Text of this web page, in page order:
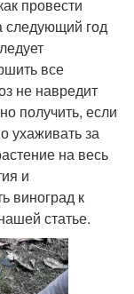
провести
следующий год
все
не навредит
получить, если
ухаживать за
на весь
и
виноград к
статье.